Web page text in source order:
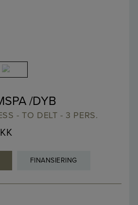
/DYB
- TO DELT - 3 PERS.
FINANSIERING